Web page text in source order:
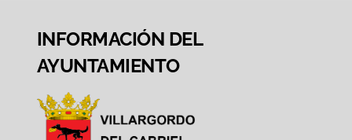
INFORMACIÓN DEL
AYUNTAMIENTO